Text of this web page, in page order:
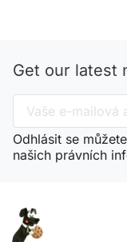
Get our latest
Odhlásit se
našich právních